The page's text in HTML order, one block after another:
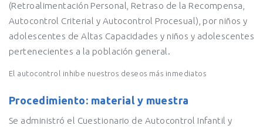
(Retroalimentación Personal, Retraso de la Recompensa,
Autocontrol Criterial y Autocontrol Procesual), por niños y
adolescentes de Altas Capacidades y niños y adolescentes
pertenecientes a la población general.
El autocontrol inhibe nuestros deseos más inmediatos
Procedimiento: material y muestra
Se administró el Cuestionario de Autocontrol Infantil y